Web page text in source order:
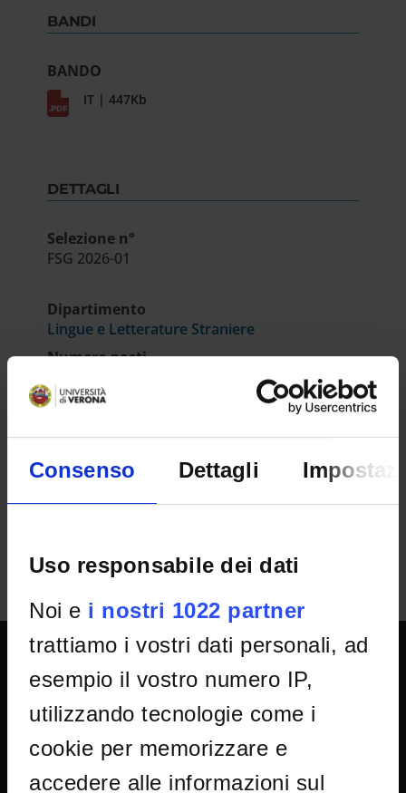
Consenso Dettagli
Uso responsabile dei dati
Noi e i nostri 1022 partner
trattiamo i vostri dati personali, ad
esempio il vostro numero IP,
utilizzando tecnologie come i
cookie per memorizzare e
accedere alle informazioni sul
BANDI
BANDO
IT | 447Kb
DETTAGLI
Selezione n°
FSG 2026-01
Dipartimento
Lingue e Letterature Straniere
Numero posti
ESITO/GRADUATORIE
IT | 451Kb
SPORTELLO ATENEO
Amministrazione trasparente
Albo Ufficiale